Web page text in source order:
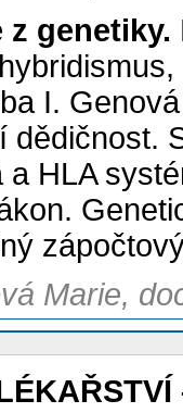
z genetiky.
I.
dědičnost.
a HLA
Marie,